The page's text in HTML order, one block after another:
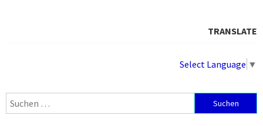
TRANSLATE
Select Language ▼
Suchen
nach: